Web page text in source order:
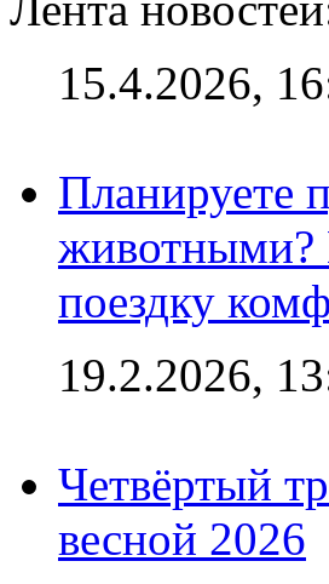
15.4.2026,
Планируете
животными?
поездку
19.2.2026,
Четвёртый
весной 2026